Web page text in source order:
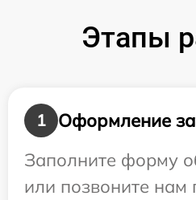
Этапы
1
Оформление
Заполните форму
или позвоните нам